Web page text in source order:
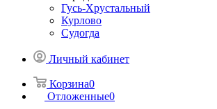
Гусь-Хрустальный
Курлово
Судогда
Личный кабинет
Корзина0
Отложенные0